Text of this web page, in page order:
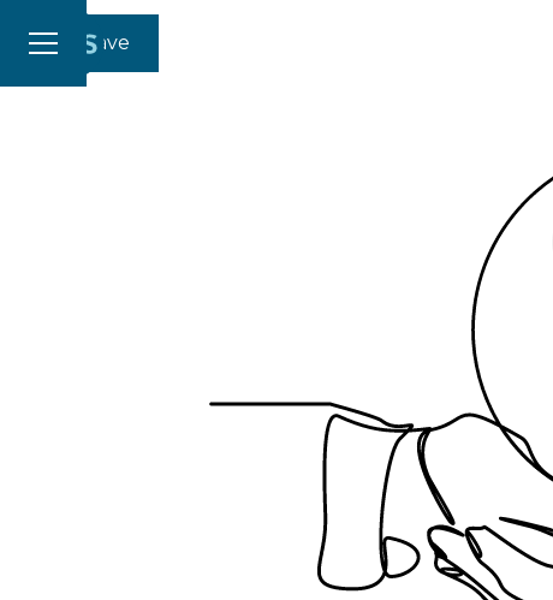
Gi en gave